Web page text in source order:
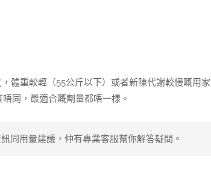
體重較輕（55公斤以下）或者新陳代謝較慢嘅用
同，最適合嘅劑量都唔一樣。
同用量建議，仲有專業客服幫你解答疑問。